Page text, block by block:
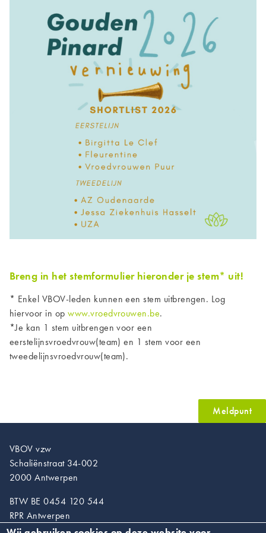
Breng in het stemformulier hieronder je stem* uit!
* Enkel VBOV-leden kunnen een stem uitbrengen. Log
hiervoor in opwww.vroedvrouwen.be.
*Je kan 1 stem uitbrengen voor een
eerstelijnsvroedvrouw(team) en 1 stem voor een
tweedelijnsvroedvrouw(team).
Meldpunt
VBOV vzw
Schaliënstraat 34-002
2000 Antwerpen
BTW BE 0454 120 544
RPR Antwerpen